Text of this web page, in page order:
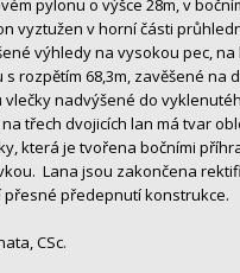
pylonu o výšce 28m, v
vyztužen v horní části
výhledy na vysokou pec, na
rozpětím 68,3m, zavěšené na
nadvýšené do
třech dvojicích lan má tvar
která je tvořena bočními
Lana jsou zakončena
předepnutí konstrukce.
CSc.